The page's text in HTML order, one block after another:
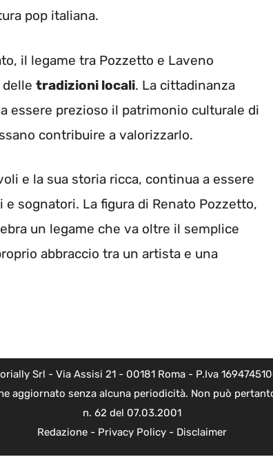
pop italiana.
il legame tra Pozzetto e Laveno
delle tradizioni locali. La cittadinanza
essere prezioso il patrimonio culturale di
contribuire a valorizzarlo.
e la sua storia ricca, continua a essere
sognatori. La figura di Renato Pozzetto,
un legame che va oltre il semplice
abbraccio tra un artista e una
Srl - Via Assisi 21 - 00181 Roma - P.Iva
aggiornato senza alcuna periodicità. Non può
n. 62 del 07.03.2001
Redazione- Privacy Policy- Disclaimer